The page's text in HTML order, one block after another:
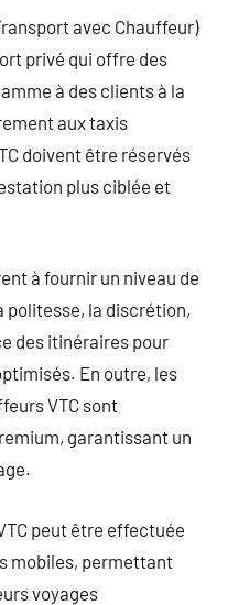
avec Chauffeur)
privé qui offre des
à des clients à la
aux taxis
doivent être réservés
plus ciblée et
à fournir un niveau de
politesse, la discrétion,
des itinéraires pour
En outre, les
VTC sont
garantissant un
peut être effectuée
mobiles, permettant
voyages